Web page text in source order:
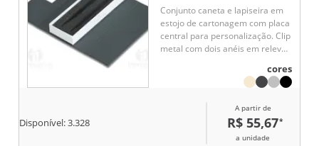
Conjunto caneta e lapiseira em
estojo de cartonagem com placa
central para personalização. Clip
metal com dois anéis em relevo,
em relevo na ponteira e acionam
por giro. Estojo revestida com
cores
Disponível:3.328
A partir de
R$ 55,67*
a unidade